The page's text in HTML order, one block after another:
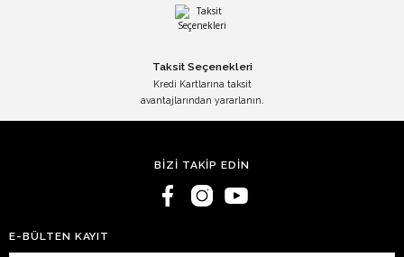
Taksit Seçenekleri
Kredi Kartlarına taksit
avantajlarından yararlanın.
BİZİ TAKİP EDİN
E-BÜLTEN KAYIT